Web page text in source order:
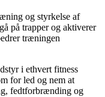
og styrkelse af
på trapper og aktiverer
træningen
i ethvert fitness
for led og nem at
fedtforbrænding og